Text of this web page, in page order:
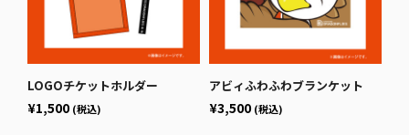
LOGOチケットホルダー
¥1,500 (税込)
アビィふわふわブランケット
¥3,500 (税込)